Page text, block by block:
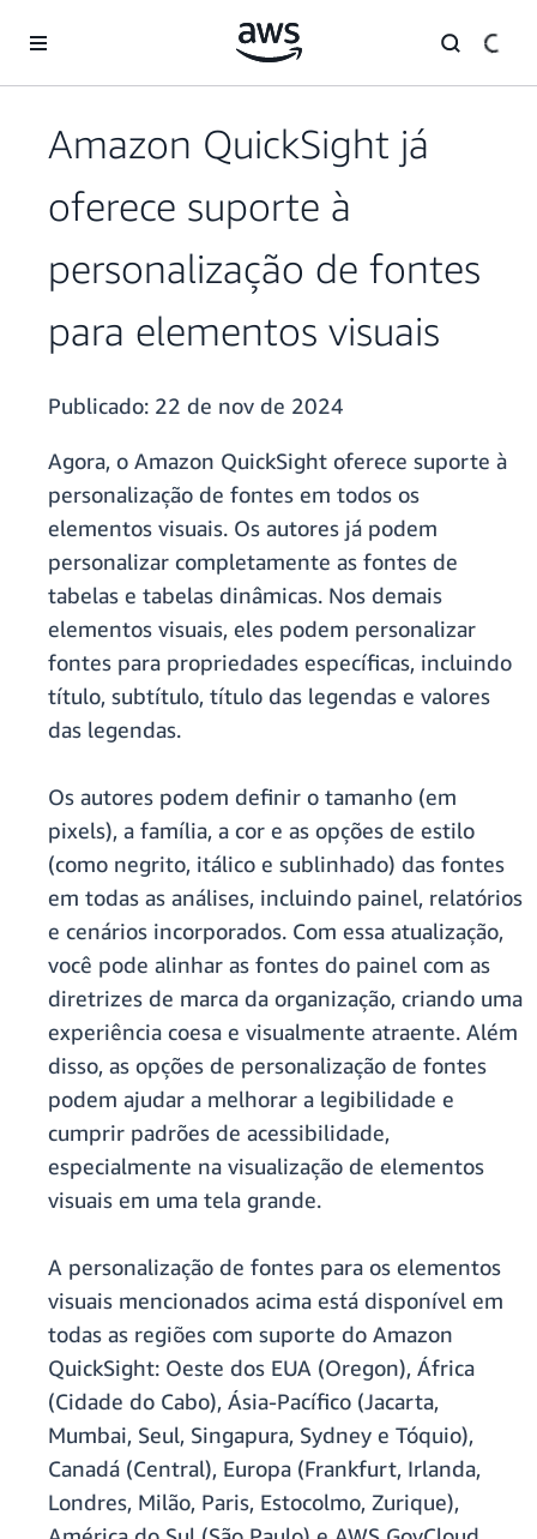
Pular para o conteúdo principal
Amazon QuickSight já
oferece suporte à
personalização de fontes
para elementos visuais
Publicado: 22 de nov de 2024
Agora, o Amazon QuickSight oferece suporte à
personalização de fontes em todos os
elementos visuais. Os autores já podem
personalizar completamente as fontes de
tabelas e tabelas dinâmicas. Nos demais
elementos visuais, eles podem personalizar
fontes para propriedades específicas, incluindo
título, subtítulo, título das legendas e valores
das legendas.
Os autores podem definir o tamanho (em
pixels), a família, a cor e as opções de estilo
(como negrito, itálico e sublinhado) das fontes
em todas as análises, incluindo painel, relatórios
e cenários incorporados. Com essa atualização,
você pode alinhar as fontes do painel com as
diretrizes de marca da organização, criando uma
experiência coesa e visualmente atraente. Além
disso, as opções de personalização de fontes
podem ajudar a melhorar a legibilidade e
cumprir padrões de acessibilidade,
especialmente na visualização de elementos
visuais em uma tela grande.
A personalização de fontes para os elementos
visuais mencionados acima está disponível em
todas as regiões com suporte do Amazon
QuickSight: Oeste dos EUA (Oregon), África
(Cidade do Cabo), Ásia-Pacífico (Jacarta,
Mumbai, Seul, Singapura, Sydney e Tóquio),
Canadá (Central), Europa (Frankfurt, Irlanda,
Londres, Milão, Paris, Estocolmo, Zurique),